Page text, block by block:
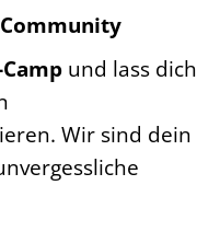
und lass dich
Wir sind dein